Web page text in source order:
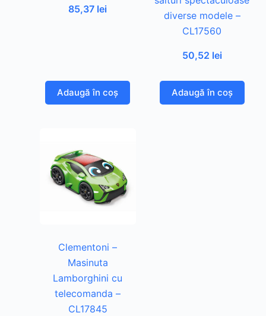
85,37 lei
Adaugă în coș
diverse modele –
CL17560
50,52 lei
Adaugă în coș
Clementoni –
Masinuta
Lamborghini cu
telecomanda –
CL17845